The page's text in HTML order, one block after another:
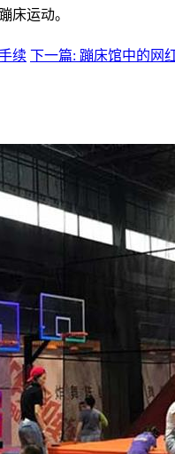
床运动。
续 下一篇: 蹦床馆中的网